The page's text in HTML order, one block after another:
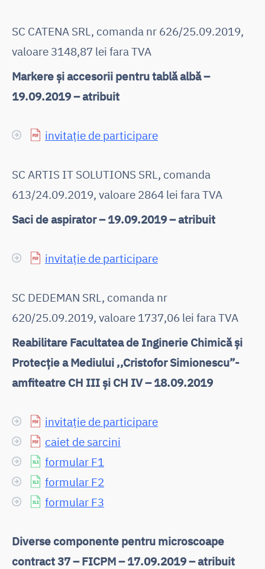
SC CATENA SRL, comanda nr 626/25.09.2019,
valoare 3148,87 lei fara TVA
Markere și accesorii pentru tablă albă –
19.09.2019 – atribuit
invitație de participare
SC ARTIS IT SOLUTIONS SRL, comanda
613/24.09.2019, valoare 2864 lei fara TVA
Saci de aspirator – 19.09.2019 – atribuit
invitație de participare
SC DEDEMAN SRL, comanda nr
620/25.09.2019, valoare 1737,06 lei fara TVA
Reabilitare Facultatea de Inginerie Chimică și
Protecție a Mediului ,,Cristofor Simionescu”-
amfiteatre CH III și CH IV – 18.09.2019
invitație de participare
caiet de sarcini
formular F1
formular F2
formular F3
Diverse componente pentru microscoape
contract 37 – FICPM – 17.09.2019 – atribuit